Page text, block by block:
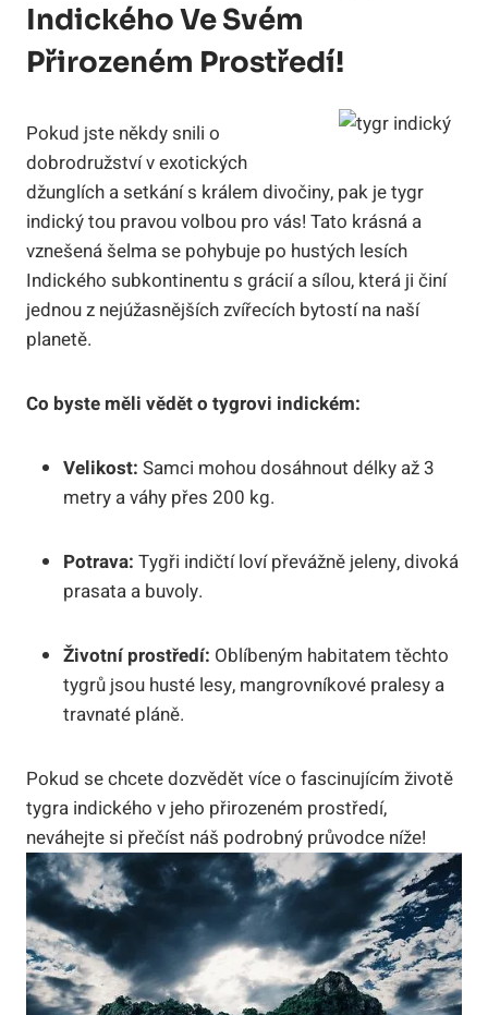
Indického Ve Svém
Přirozeném Prostředí!
Pokud jste někdy snili o
dobrodružství v exotických
džunglích a setkání s králem divočiny, pak je tygr
indický tou pravou volbou pro vás! Tato krásná a
vznešená šelma se pohybuje po hustých lesích
Indického subkontinentu s grácií a sílou, která ji činí
jednou z nejúžasnějších zvířecích bytostí na naší
planetě.
Co byste měli vědět o tygrovi indickém:
Velikost: Samci mohou dosáhnout délky až 3
metry a váhy přes 200 kg.
Potrava: Tygři indičtí loví převážně jeleny, divoká
prasata a buvoly.
Životní prostředí: Oblíbeným habitatem těchto
tygrů jsou husté lesy, mangrovníkové pralesy a
travnaté pláně.
Pokud se chcete dozvědět více o fascinujícím životě
tygra indického v jeho přirozeném prostředí,
neváhejte si přečíst náš podrobný průvodce níže!